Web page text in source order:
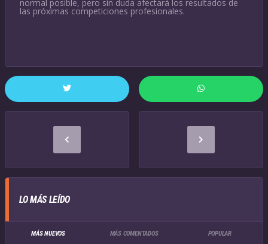
normal posible, pero sin duda afectará los resultados de
las próximas competiciones profesionales.
LO MÁS LEÍDO
MÁS NUEVOS MÁS COMENTADOS POPULAR